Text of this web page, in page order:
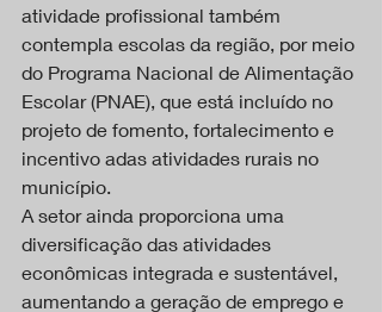
atividade profissional também
contempla escolas da região, por meio
do Programa Nacional de Alimentação
Escolar (PNAE), que está incluído no
projeto de fomento, fortalecimento e
incentivo adas atividades rurais no
município.
A setor ainda proporciona uma
diversificação das atividades
econômicas integrada e sustentável,
aumentando a geração de emprego e